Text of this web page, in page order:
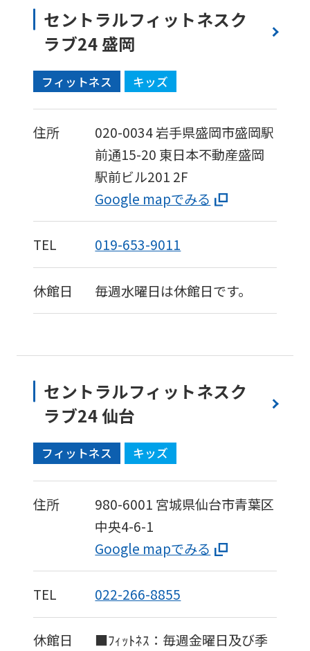
セントラルフィットネスク
ラブ24 盛岡
フィットネス キッズ
住所 020-0034岩手県盛岡市盛岡駅
前通15-20 東日本不動産盛岡
駅前ビル201 2F
Google mapでみる
TEL 019-653-9011
休館日 毎週水曜日は休館日です。
セントラルフィットネスク
ラブ24 仙台
フィットネス キッズ
住所 980-6001 宮城県仙台市青葉区
中央4-6-1
Google mapでみる
TEL 022-266-8855
休館日
■ﾌｨｯﾄﾈｽ：毎週金曜日及び季